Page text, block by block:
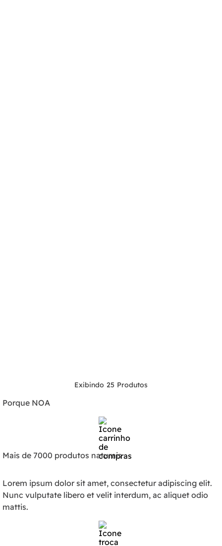
25
Porque NOA
Mais de 7000 produtos naturais
Lorem ipsum dolor sit amet, consectetur adipiscing elit.
Nunc vulputate libero et velit interdum, ac aliquet odio
mattis.